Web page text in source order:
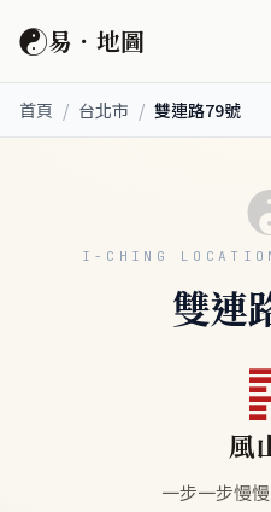
☯易．地圖
首頁 / 台北市 / 雙連路79號
I-CHING
雙連
風
一步一步慢